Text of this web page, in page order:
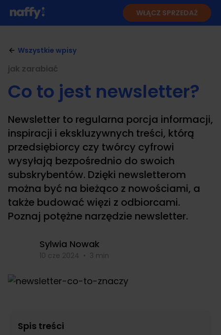
WŁĄCZ SPRZEDAŻ
Wszystkie wpisy
jak zarabiać
Co to jest newsletter?
Newsletter to regularna porcja informacji,
inspiracji i ekskluzywnych treści, którą
przedsiębiorcy czy twórcy cyfrowi
wysyłają bezpośrednio do swoich
subskrybentów. Dzięki newsletterom
można być na bieżąco z nowościami, a
także budować więzi z odbiorcami.
Poznaj potężne narzędzie newsletter.
Sylwia Nowak
10 cze 2024 • 3 min
Spis treści